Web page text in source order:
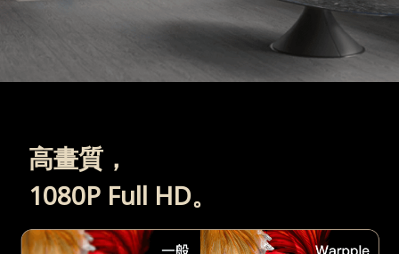
高畫質，
1080P Full HD。